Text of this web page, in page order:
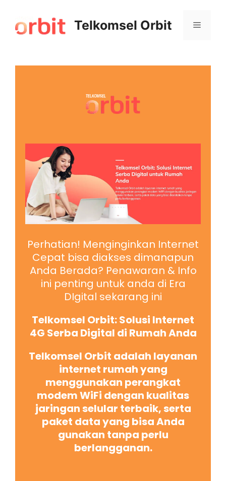
Telkomsel Orbit
Perhatian! Menginginkan Internet
Cepat bisa diakses dimanapun
Anda Berada? Penawaran & Info
ini penting untuk anda di Era
DIgital sekarang ini
Telkomsel Orbit: Solusi Internet
4G Serba Digital di Rumah Anda
Telkomsel Orbit adalah layanan
internet rumah yang
menggunakan perangkat
modem WiFi dengan kualitas
jaringan selular terbaik, serta
paket data yang bisa Anda
gunakan tanpa perlu
berlangganan.